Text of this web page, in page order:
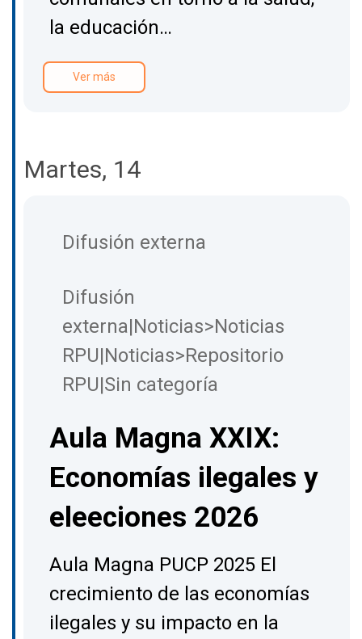
la educación…
Ver más
Martes, 14
Difusión externa
Difusión
externa|Noticias>Noticias
RPU|Noticias>Repositorio
RPU|Sin categoría
Aula Magna XXIX:
Economías ilegales y
eleeciones 2026
Aula Magna PUCP 2025 El
crecimiento de las economías
ilegales y su impacto en la